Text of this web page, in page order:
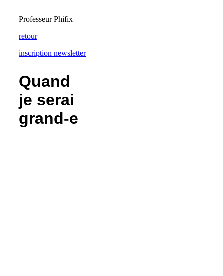
Professeur Phifix
retour
inscription newsletter
Quand
je serai
grand-e